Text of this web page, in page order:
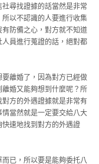
尋找證據的話當然是非常
以不認識的人要進行收集
防備之心，對方就不知道
員進行蒐證的話，絕對都
離婚了，因為對方已經做
婚又能夠想到什麼呢？所
方的外遇證據就是非常有
當然就是一定要交給八大
速地找到對方的外遇證
已，所以要是能夠委托八